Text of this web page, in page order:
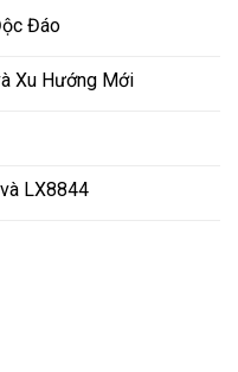
Đáo
Xu Hướng Mới
LX8844